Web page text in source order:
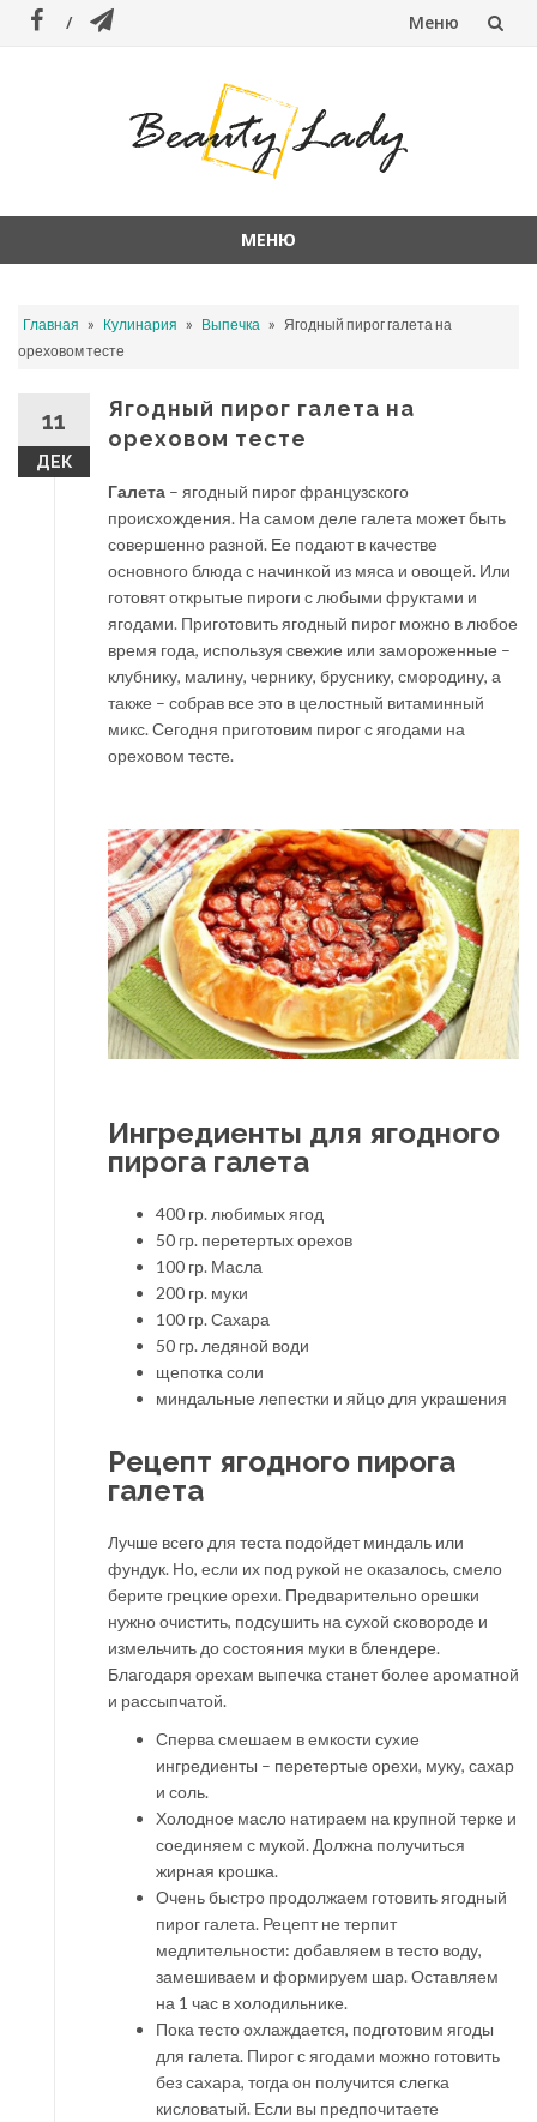
Меню
МЕНЮ
содержанию
Главная » Кулинария » Выпечка » Ягодный пирог галета на
ореховом тесте
11
ДЕК
Ягодный пирог галета на
ореховом тесте
Галета – ягодный пирог французского
происхождения. На самом деле галета может быть
совершенно разной. Ее подают в качестве
основного блюда с начинкой из мяса и овощей. Или
готовят открытые пироги с любыми фруктами и
ягодами. Приготовить ягодный пирог можно в любое
время года, используя свежие или замороженные –
клубнику, малину, чернику, бруснику, смородину, а
также – собрав все это в целостный витаминный
микс. Сегодня приготовим пирог с ягодами на
ореховом тесте.
Ингредиенты для ягодного
пирога галета
400 гр. любимых ягод
50 гр. перетертых орехов
100 гр. Масла
200 гр. муки
100 гр. Сахара
50 гр. ледяной води
щепотка соли
миндальные лепестки и яйцо для украшения
Рецепт ягодного пирога
галета
Лучше всего для теста подойдет миндаль или
фундук. Но, если их под рукой не оказалось, смело
берите грецкие орехи. Предварительно орешки
нужно очистить, подсушить на сухой сковороде и
измельчить до состояния муки в блендере.
Благодаря орехам выпечка станет более ароматной
и рассыпчатой.
Сперва смешаем в емкости сухие
ингредиенты – перетертые орехи, муку, сахар
и соль.
Холодное масло натираем на крупной терке и
соединяем с мукой. Должна получиться
жирная крошка.
Очень быстро продолжаем готовить ягодный
пирог галета. Рецепт не терпит
медлительности: добавляем в тесто воду,
замешиваем и формируем шар. Оставляем
на 1 час в холодильнике.
Пока тесто охлаждается, подготовим ягоды
для галета. Пирог с ягодами можно готовить
без сахара, тогда он получится слегка
кисловатый. Если вы предпочитаете